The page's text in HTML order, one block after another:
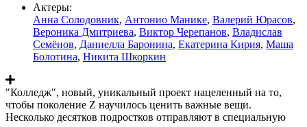
Актеры:
Анна Солодовник, Антонио Манике, Валерий Юрасов,
Вероника Дмитриева, Виктор Черепанов, Владислав
Семёнов, Даниелла Баронина, Екатерина Кирия, Маша
Болотина, Никита Шкоркин
"Колледж", новый, уникальный проект нацеленный на то,
чтобы поколение Z научилось ценить важные вещи.
Несколько десятков подростков отправляют в специальную